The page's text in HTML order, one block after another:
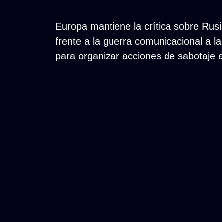
Europa mantiene la crítica sobre
frente a la guerra comunicacional a
para organizar acciones de sabotaje